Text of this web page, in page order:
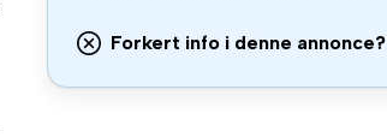
Forkert info i denne annonce?